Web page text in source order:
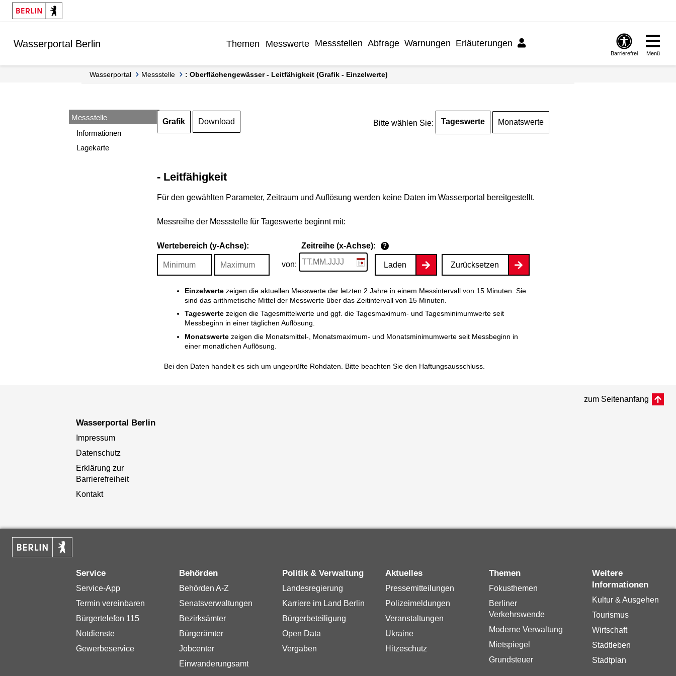
Springe zur Navigation
Springe zum Inhalt
Wasserportal Berlin Themen Messwerte Messstellen Abfrage Warnungen Erläuterungen
Barrierefrei Menü
Wasserportal Messstelle : Oberflächengewässer - Leitfähigkeit (Grafik - Einzelwerte)
Messstelle
Informationen
Lagekarte
Grafik Download Bitte wählen Sie: Tageswerte Monatswerte
- Leitfähigkeit
Für den gewählten Parameter, Zeitraum und Auflösung werden keine Daten im Wasserportal bereitgestellt.
Messreihe der Messstelle für Tageswerte beginnt mit:
Wertebereich (y-Achse): Zeitreihe (x-Achse): ?
von: Laden Zurücksetzen
Einzelwertezeigen die aktuellen Messwerte der letzten 2 Jahre in einem Messintervall von 15 Minuten. Sie
sind das arithmetische Mittel der Messwerte über das Zeitintervall von 15 Minuten.
Tageswertezeigen die Tagesmittelwerte und ggf. die Tagesmaximum- und Tagesminimumwerte seit
Messbeginn in einer täglichen Auflösung.
Monatswertezeigen die Monatsmittel-, Monatsmaximum- und Monatsminimumwerte seit Messbeginn in
einer monatlichen Auflösung.
Bei den Daten handelt es sich um ungeprüfte Rohdaten. Bitte beachten Sie den Haftungsausschluss.
zum Seitenanfang
Wasserportal Berlin
Impressum
Datenschutz
Erklärung zur
Barrierefreiheit
Kontakt
Service
Service-App
Termin vereinbaren
Bürgertelefon 115
Notdienste
Gewerbeservice
Behörden
Behörden A-Z
Senatsverwaltungen
Bezirksämter
Bürgerämter
Jobcenter
Einwanderungsamt
Politik & Verwaltung
Landesregierung
Karriere im Land Berlin
Bürgerbeteiligung
Open Data
Vergaben
Aktuelles
Pressemitteilungen
Polizeimeldungen
Veranstaltungen
Ukraine
Hitzeschutz
Themen
Fokusthemen
Berliner
Verkehrswende
Moderne Verwaltung
Mietspiegel
Grundsteuer
Weitere
Informationen
Kultur & Ausgehen
Tourismus
Wirtschaft
Stadtleben
Stadtplan